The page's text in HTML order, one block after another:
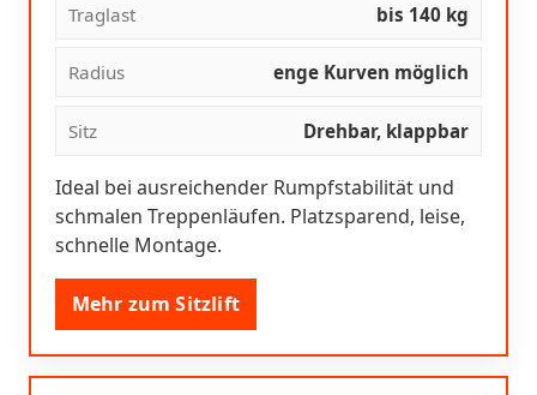
Traglast bis 140 kg
Radius enge Kurven möglich
Sitz Drehbar, klappbar
Ideal bei ausreichender Rumpfstabilität und
schmalen Treppenläufen. Platzsparend, leise,
schnelle Montage.
Mehr zum Sitzlift